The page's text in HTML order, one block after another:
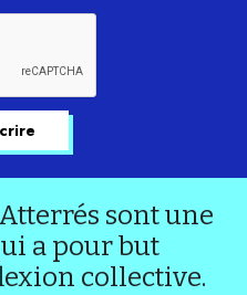
sont une
a pour but
collective.